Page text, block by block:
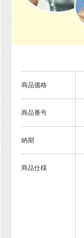
商品価格
商品番号
納期
商品仕様